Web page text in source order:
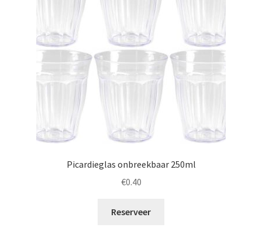
Picardieglas onbreekbaar 250ml
€0.40
Reserveer